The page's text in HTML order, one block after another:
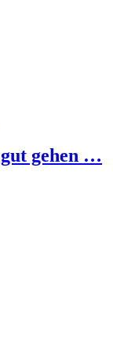
gehen …